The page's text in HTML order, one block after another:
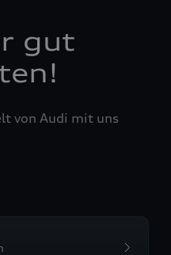
gut
von Audi mit uns